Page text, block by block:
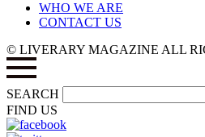
WHO WE ARE
CONTACT US
© LIVERARY MAGAZINE ALL
SEARCH
FIND US